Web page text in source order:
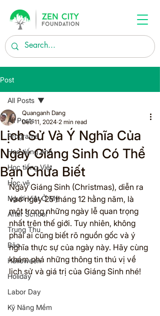
Post
All Posts
Programs
Học tiếng Anh
Học tiếng Việt
Học vẽ
Người Việt Ở Mỹ
After School
Trung Thu
Bão
Halloween
Holiday
Labor Day
Kỹ Năng Mềm
All Posts
Lịch Sử Và Ý Nghĩa Của
Ngày Giáng Sinh Có Thể
Bạn Chưa Biết
Quanganh Dang
Dec 11, 2024 2 min read
Ngày Giáng Sinh (Christmas), diễn ra
vào ngày 25 tháng 12 hằng năm, là
một trong những ngày lễ quan trọng
nhất trên thế giới. Tuy nhiên, không
phải ai cũng biết rõ nguồn gốc và ý
nghĩa thực sự của ngày này. Hãy cùng
khám phá những thông tin thú vị về
lịch sử và giá trị của Giáng Sinh nhé!